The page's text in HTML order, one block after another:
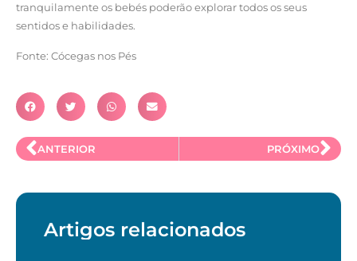
tranquilamente os bebés poderão explorar todos os seus
sentidos e habilidades.
Fonte: Cócegas nos Pés
ANTERIOR PRÓXIMO
Artigos relacionados